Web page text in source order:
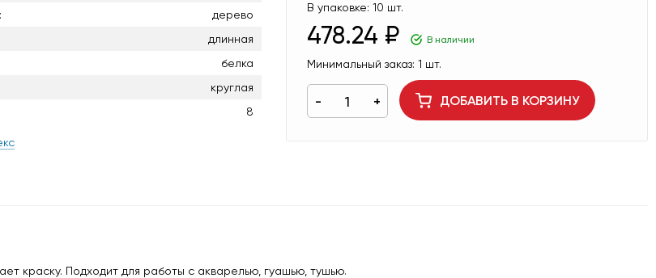
В упаковке: 10 шт.
478.24 ₽ В наличии
Минимальный заказ: 1 шт.
ДОБАВИТЬ В КОРЗИНУ
дерево
длинная
белка
круглая
8
краску. Подходит для работы с акварелью, гуашью, тушью.